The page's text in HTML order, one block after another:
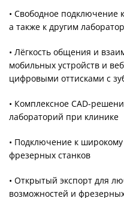
• Свободное подключение
а также к другим
• Лёгкость общения и
мобильных устройств и
цифровыми оттисками с
• Комплексное CAD-
лабораторий при клинике
• Подключение к
фрезерных станков
• Открытый экспорт для
возможностей и